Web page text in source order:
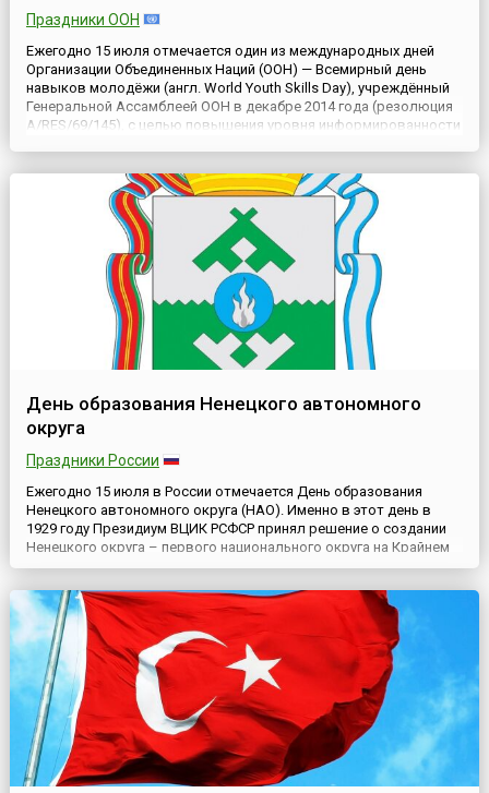
Праздники ООН
Ежегодно 15 июля отмечается один из международных дней
Организации Объединенных Наций (ООН) — Всемирный день
навыков молодёжи (англ. World Youth Skills Day), учреждённый
Генеральной Ассамблеей ООН в декабре 2014 года (резолюция
A/RES/69/145), с целью повышения уровня информированности
День образования Ненецкого автономного
округа
Праздники России
Ежегодно 15 июля в России отмечается День образования
Ненецкого автономного округа (НАО). Именно в этот день в
1929 году Президиум ВЦИК РСФСР принял решение о создании
Ненецкого округа – первого национального округа на Крайнем
Севере страны.Административный центр округа – город
село Тельвиска. НАО расположен на северо-востоке европ...